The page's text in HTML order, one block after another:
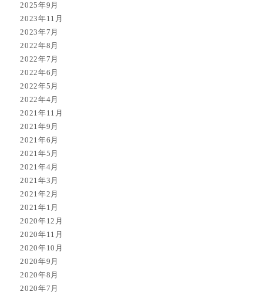
2025年9月
2023年11月
2023年7月
2022年8月
2022年7月
2022年6月
2022年5月
2022年4月
2021年11月
2021年9月
2021年6月
2021年5月
2021年4月
2021年3月
2021年2月
2021年1月
2020年12月
2020年11月
2020年10月
2020年9月
2020年8月
2020年7月